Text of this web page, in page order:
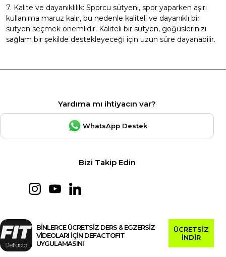
7. Kalite ve dayanıklılık: Sporcu sütyeni, spor yaparken aşırı
kullanıma maruz kalır, bu nedenle kaliteli ve dayanıklı bir
sütyen seçmek önemlidir. Kaliteli bir sütyen, göğüslerinizi
sağlam bir şekilde destekleyeceği için uzun süre dayanabilir.
Yardıma mı ihtiyacın var?
WhatsApp Destek
Bizi Takip Edin
BİNLERCE ÜCRETSİZ DERS & EGZERSİZ
VİDEOLARI İÇİN DEFACTOFIT
UYGULAMASINI
ÜCRETSİZ
İNDİR